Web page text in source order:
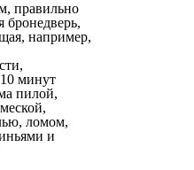
правильно
бронедверь,
например,
минут
пилой,
ломом,
и